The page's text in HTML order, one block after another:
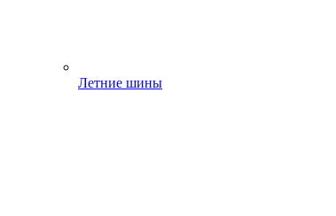
Летние шины